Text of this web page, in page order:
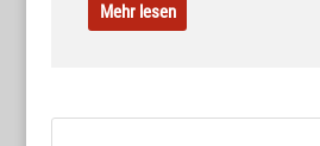
Mehr lesen